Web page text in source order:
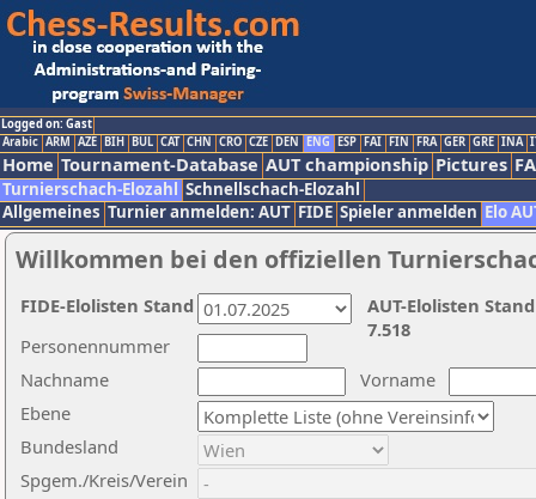
Logged on: Gast
Arabic ARM AZE BIH BUL CAT CHN CRO CZE DEN ENG ESP FAI FIN FRA GER GRE INA
Home Tournament-Database AUT championship Pictures
Turnierschach-Elozahl Schnellschach-Elozahl
Allgemeines Turnier anmelden: AUT FIDE Spieler anmelden Elo
Willkommen bei den offiziellen
Nachname
Vorname
Ebene
Personennummer
Bundesland
Spgem./Kreis/Verein
AUT-Elolisten
7.518
FIDE-Elolisten Stand